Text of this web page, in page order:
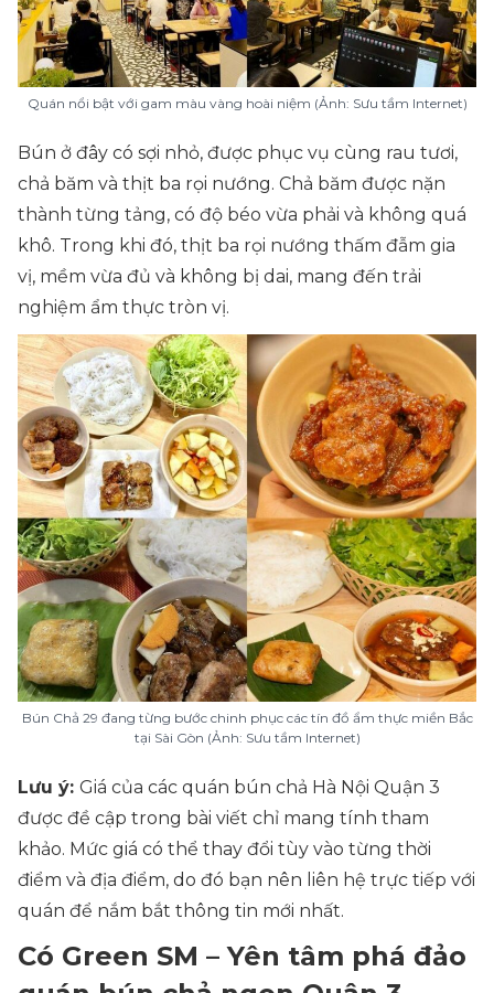
Quán nổi bật với gam màu vàng hoài niệm (Ảnh: Sưu tầm Internet)
Bún ở đây có sợi nhỏ, được phục vụ cùng rau tươi,
chả băm và thịt ba rọi nướng. Chả băm được nặn
thành từng tảng, có độ béo vừa phải và không quá
khô. Trong khi đó, thịt ba rọi nướng thấm đẫm gia
vị, mềm vừa đủ và không bị dai, mang đến trải
nghiệm ẩm thực tròn vị.
Bún Chả 29 đang từng bước chinh phục các tín đồ ẩm thực miền Bắc
tại Sài Gòn (Ảnh: Sưu tầm Internet)
Lưu ý: Giá của các quán bún chả Hà Nội Quận 3
được đề cập trong bài viết chỉ mang tính tham
khảo. Mức giá có thể thay đổi tùy vào từng thời
điểm và địa điểm, do đó bạn nên liên hệ trực tiếp với
quán để nắm bắt thông tin mới nhất.
Có Green SM – Yên tâm phá đảo